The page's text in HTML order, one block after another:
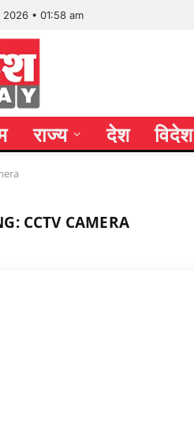
• 01:58 am
राज्य देश विदेश
CCTV CAMERA